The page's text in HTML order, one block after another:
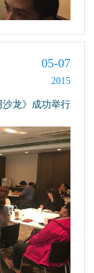
05-07
2015
龙》成功举行